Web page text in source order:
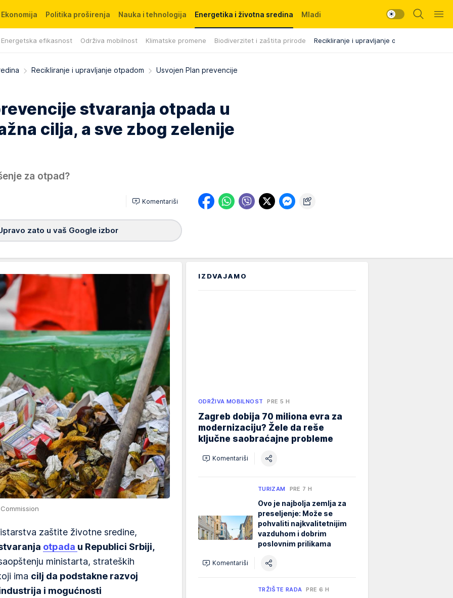
Ekonomija Politika proširenja Nauka i tehnologija Energetika i životna sredina
Energetska efikasnost Održiva mobilnost Klimatske promene Biodiverzitet i zaštita prirode Recikliranje i upravljanje otpadom
Mladi
Recikliranje i upravljanje otpadom
Usvojen Plan prevencije
stvaranja otpada u
cilja, a sve zbog zelenije
za otpad?
Komentariši
zato u vaš Google izbor
zaštite životne sredine,
otpada u Republici Srbiji,
ministarta, strateških
ima cilj da podstakne razvoj
i mogućnosti
IZDVAJAMO
ODRŽIVA MOBILNOST PRE 5 H
Zagreb dobija 70 miliona evra za
modernizaciju? Žele da reše
ključne saobraćajne probleme
Komentariši
TURIZAM PRE 7 H
Ovo je najbolja zemlja za
preseljenje: Može se
pohvaliti najkvalitetnijim
vazduhom i dobrim
poslovnim prilikama
Komentariši
TRŽIŠTE RADA PRE 6 H